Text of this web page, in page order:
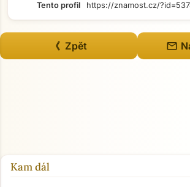
Tento profil
https://znamost.cz/
《 Zpět mail
Kam dál